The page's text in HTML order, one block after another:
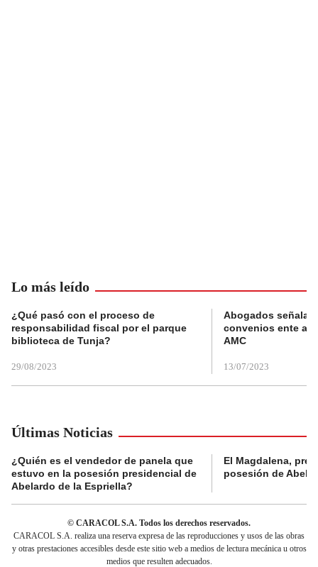
Lo más leído
¿Qué pasó con el proceso de
responsabilidad fiscal por el parque
biblioteca de Tunja?
29/08/2023
Abogados
convenios ente
AMC
13/07/2023
Últimas Noticias
¿Quién es el vendedor de panela que
estuvo en la posesión presidencial de
Abelardo de la Espriella?
El Magdalena,
posesión de
© CARACOL S.A. Todos los derechos reservados.
CARACOL S.A. realiza una reserva expresa de las reproducciones y usos de las obras
y otras prestaciones accesibles desde este sitio web a medios de lectura mecánica u otros
medios que resulten adecuados.